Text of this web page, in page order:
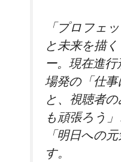
「プロフェ
と未来を描
ー。現在進
場発の「仕事
と、視聴者
も頑張ろう
「明日への
す。